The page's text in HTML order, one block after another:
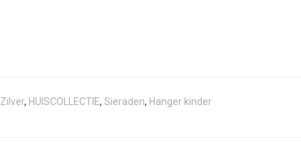
Zilver, HUISCOLLECTIE, Sieraden, Hanger kinder